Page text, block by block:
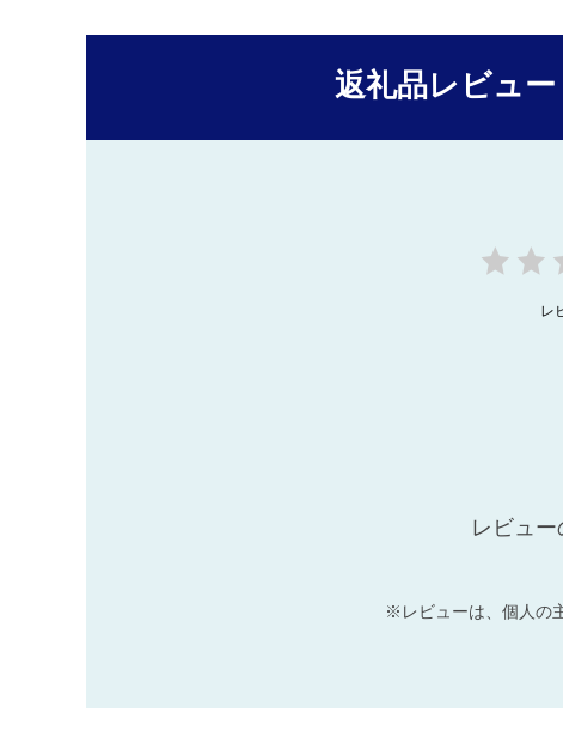
返礼品レビュー
レ
レビュ
※レビューは、個人の